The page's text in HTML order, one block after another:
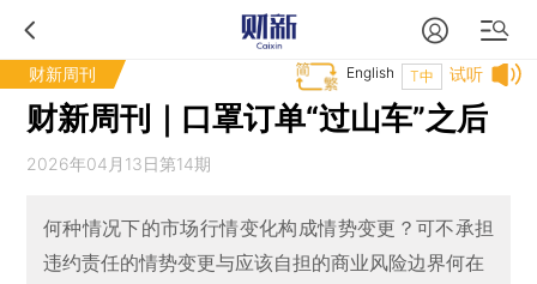
财新周刊 试听
T中
English
财新周刊｜口罩订单“过山车”之后
2026年04月13日第14期
何种情况下的市场行情变化构成情势变更？可不承担
违约责任的情势变更与应该自担的商业风险边界何在